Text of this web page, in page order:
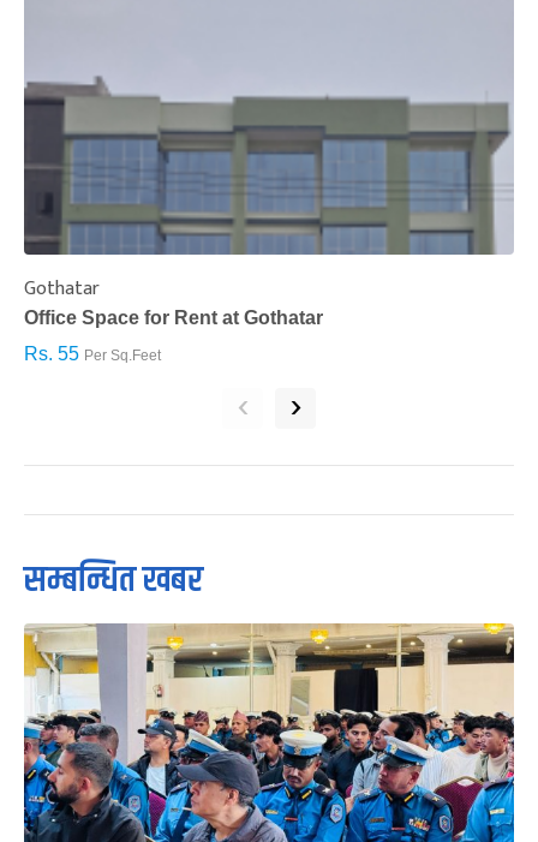
Gothatar
Office Space for Rent at Gothatar
Rs. 55 Per Sq.Feet
‹ ›
सम्बन्धित खबर